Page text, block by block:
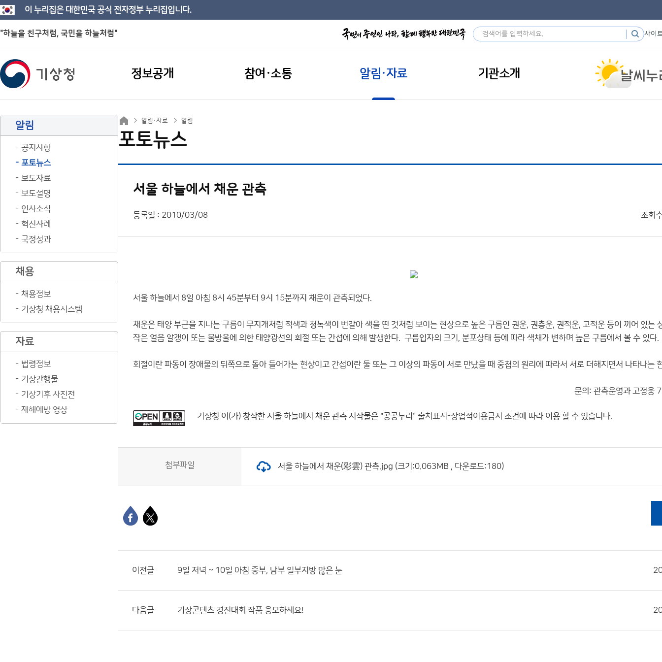
이 누리집은 대한민국 공식 전자정부 누리집입니다.
"하늘을 친구처럼, 국민을 하늘처럼" 사이
정보공개 참여·소통 알림·자료 기관소개
알림
공지사항
포토뉴스
보도자료
보도설명
인사소식
혁신사례
국정성과
채용
채용정보
기상청 채용시스템
자료
법령정보
기상간행물
기상기후 사진전
재해예방 영상
알림·자료 알림
포토뉴스
서울 하늘에서 채운 관측
등록일 : 2010/03/08 조회
서울 하늘에서 8일 아침 8시 45분부터 9시 15분까지 채운이 관측되었다.
채운은 태양 부근을 지나는 구름이 무지개처럼 적색과 청녹색이 번갈아 색을 띤 것처럼 보이는 현상으로 높은 구름인 권운, 권층운, 권적운, 고적운 등이 끼어 있는
작은 얼음 알갱이 또는 물방울에 의한 태양광선의 회절 또는 간섭에 의해 발생한다. 구름입자의 크기, 분포상태 등에 따라 색채가 변하며 높은 구름에서 볼 수 있다.
회절이란 파동이 장애물의 뒤쪽으로 돌아 들어가는 현상이고 간섭이란 둘 또는 그 이상의 파동이 서로 만났을 때 중첩의 원리에 따라서 서로 더해지면서 나타나는
문의: 관측운영과 고정웅
기상청 이(가) 창작한 서울 하늘에서 채운 관측 저작물은 "공공누리" 출처표시-상업적이용금지 조건에 따라 이용 할 수 있습니다.
첨부파일 서울 하늘에서 채운(彩雲) 관측.jpg (크기:0.063MB , 다운로드:180)
이전글 9일 저녁 ~ 10일 아침 중부, 남부 일부지방 많은 눈
다음글 기상콘텐츠 경진대회 작품 응모하세요!